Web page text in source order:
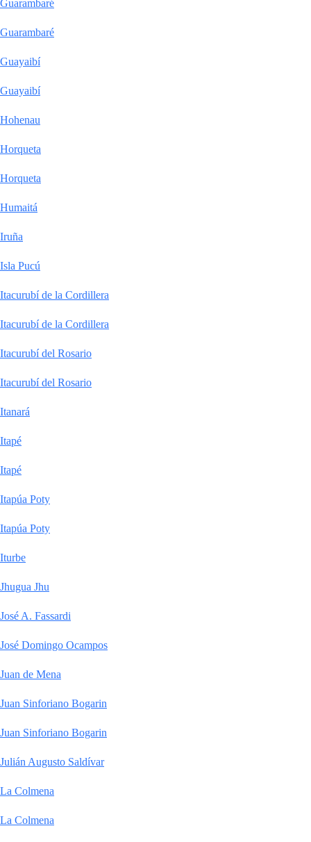
Guarambaré
Guarambaré
Guayaibí
Guayaibí
Hohenau
Horqueta
Horqueta
Humaitá
Iruña
Isla Pucú
Itacurubí de la Cordillera
Itacurubí de la Cordillera
Itacurubí del Rosario
Itacurubí del Rosario
Itanará
Itapé
Itapé
Itapúa Poty
Itapúa Poty
Iturbe
Jhugua Jhu
José A. Fassardi
José Domingo Ocampos
Juan de Mena
Juan Sinforiano Bogarin
Juan Sinforiano Bogarin
Julián Augusto Saldívar
La Colmena
La Colmena